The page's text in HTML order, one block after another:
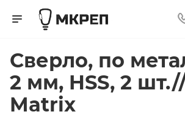
Сверло, по
2 мм, HSS, 2
Matrix